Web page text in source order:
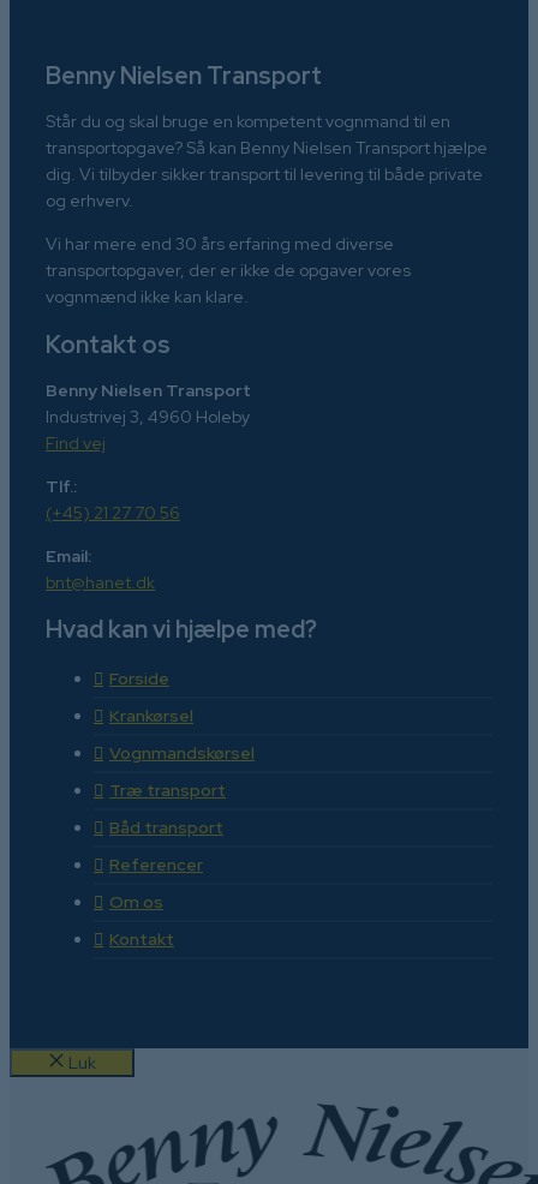
Benny Nielsen Transport
Står du og skal bruge en kompetent vognmand til en
transportopgave? Så kan Benny Nielsen Transport hjælpe
dig. Vi tilbyder sikker transport til levering til både private
og erhverv.
Vi har mere end 30 års erfaring med diverse
transportopgaver, der er ikke de opgaver vores
vognmænd ikke kan klare.
Kontakt os
Benny Nielsen Transport
Industrivej 3, 4960 Holeby
Find vej
Tlf.:
(+45) 21 27 70 56
Email:
bnt@hanet.dk
Hvad kan vi hjælpe med?
Forside
Krankørsel
Vognmandskørsel
Træ transport
Båd transport
Referencer
Om os
Kontakt
Luk